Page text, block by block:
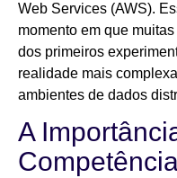
Web Services (AWS).
momento em que
dos primeiros
realidade mais
ambientes de dados
A